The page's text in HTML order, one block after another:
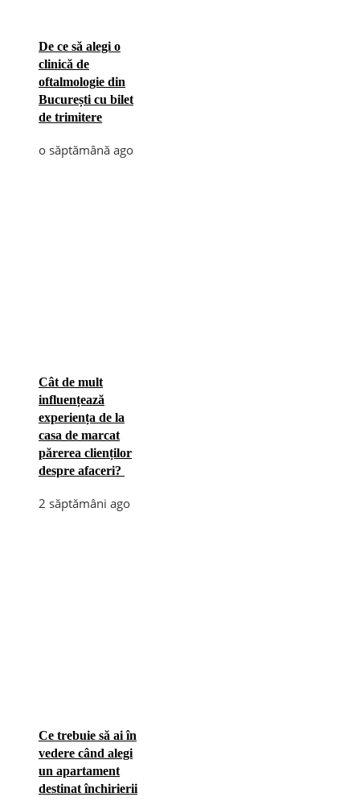
De ce să alegi o
clinică de
oftalmologie din
București cu bilet
de trimitere
o săptămână ago
Cât de mult
influențează
experiența de la
casa de marcat
părerea clienților
despre afaceri?
2 săptămâni ago
Ce trebuie să ai în
vedere când alegi
un apartament
destinat închirierii